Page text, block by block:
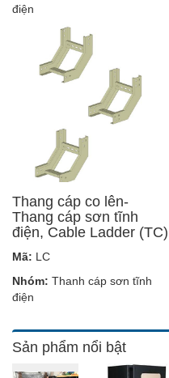
điện
Thang cáp co lên-
Thang cáp sơn tĩnh
điện, Cable Ladder (TC)
Mã: LC
Nhóm: Thanh cáp sơn tĩnh
điện
Sản phẩm nổi bật